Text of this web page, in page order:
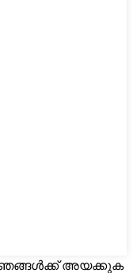
ഞങ്ങൾക്ക് അയക്കുക